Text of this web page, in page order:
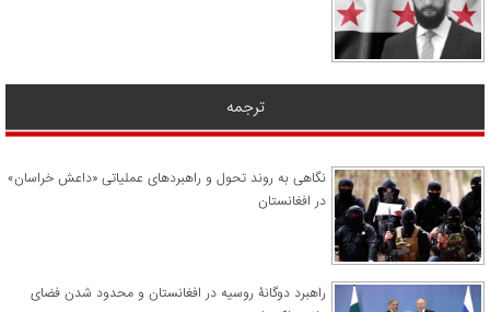
ترجمه
نگاهی به روند تحول و راهبردهای عملیاتی «داعش خراسان»
در افغانستان
راهبرد دوگانۀ روسیه در افغانستان و محدود شدن فضای